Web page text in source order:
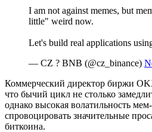
I am not against memes, but
little" weird now.
Let's build real applications
— CZ ? BNB (@cz_binance)
Коммерческий директор биржи
что бычий цикл не столько
однако высокая волатильность
спровоцировать значительные
биткоина.